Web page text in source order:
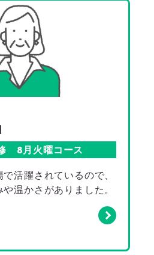
8月火曜コース
活躍されているので、
温かさがありました。